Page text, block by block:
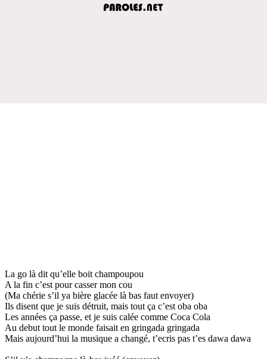
La go là dit qu’elle boit champoupou
A la fin c’est pour casser mon cou
(Ma chérie s’il ya bière glacée là bas faut envoyer)
Ils disent que je suis détruit, mais tout ça c’est oba oba
Les années ça passe, et je suis calée comme Coca Cola
Au debut tout le monde faisait en gringada gringada
Mais aujourd’hui la musique a changé, t’ecris pas t’es dawa dawa